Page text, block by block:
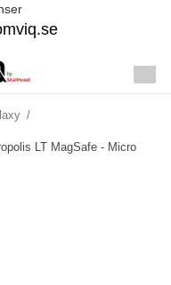
/
LT MagSafe - Micro